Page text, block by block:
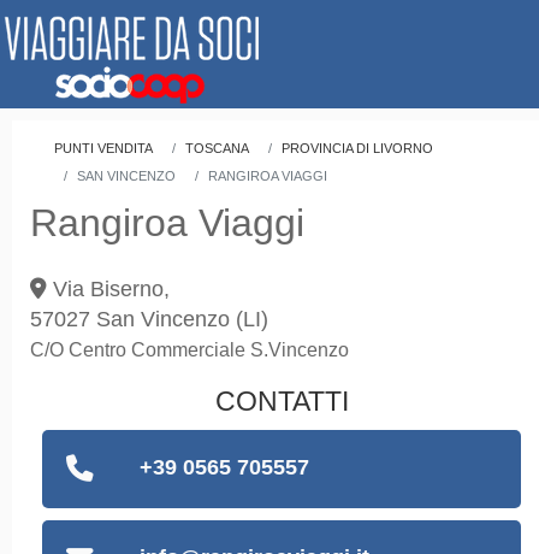
PUNTI VENDITA TOSCANA
PROVINCIA DI LIVORNO
SAN VINCENZO
RANGIROA VIAGGI
Rangiroa Viaggi
Via Biserno,
57027 San Vincenzo (LI)
C/O Centro Commerciale S.Vincenzo
CONTATTI
+39 0565 705557